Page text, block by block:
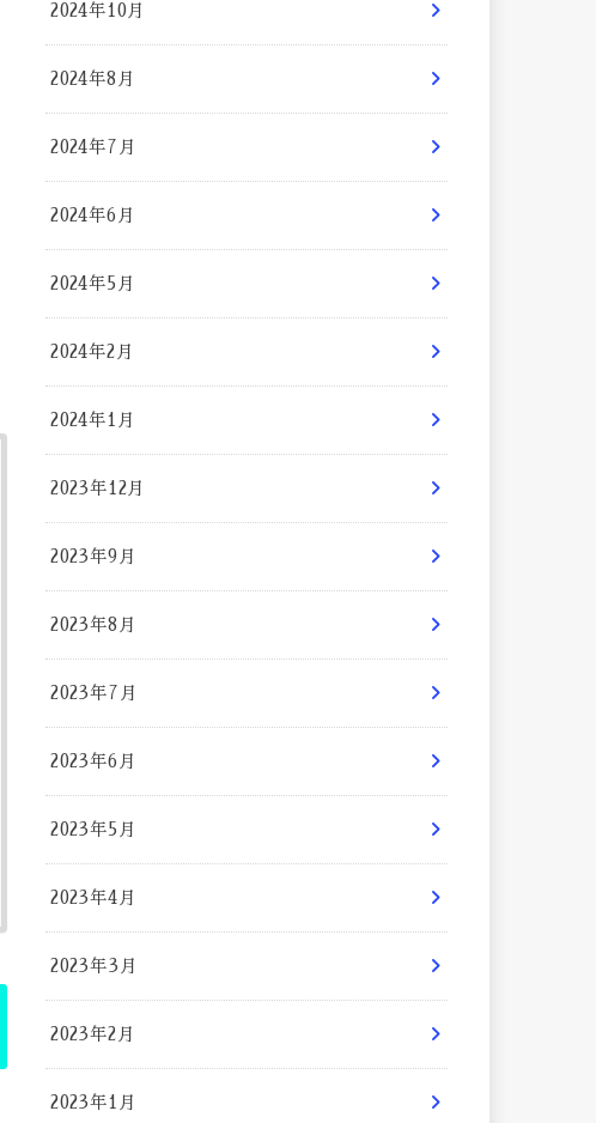
2024年10月
2024年8月
2024年7月
2024年6月
2024年5月
2024年2月
2024年1月
2023年12月
2023年9月
2023年8月
2023年7月
2023年6月
2023年5月
2023年4月
2023年3月
2023年2月
2023年1月